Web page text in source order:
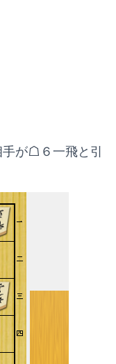
が☖６一飛と引